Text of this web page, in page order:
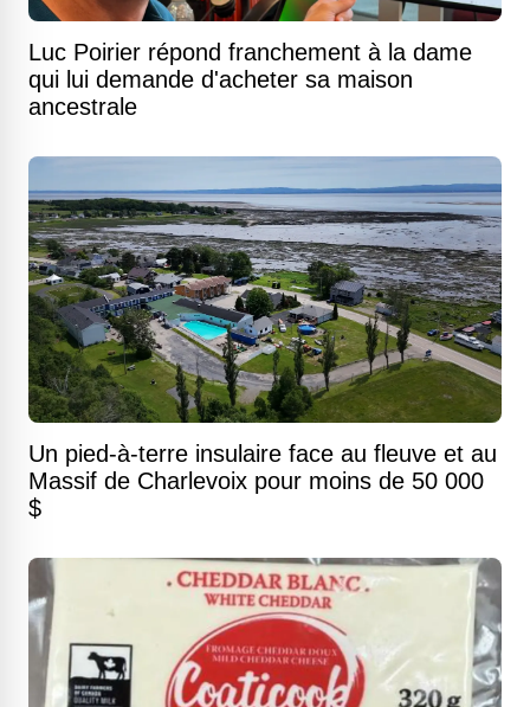
Luc Poirier répond franchement à la dame
qui lui demande d'acheter sa maison
ancestrale
Un pied-à-terre insulaire face au fleuve et au
Massif de Charlevoix pour moins de 50 000
$